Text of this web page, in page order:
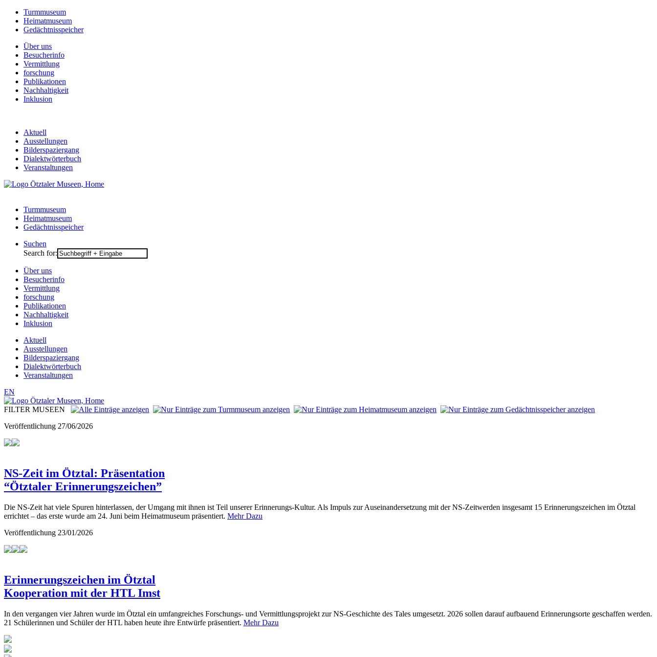
Turmmuseum
Heimatmuseum
Gedächtnisspeicher
Über uns
Besucherinfo
Vermittlung
forschung
Publikationen
Nachhaltigkeit
Inklusion
Aktuell
Ausstellungen
Bilderspaziergang
Dialektwörterbuch
Veranstaltungen
Turmmuseum
Heimatmuseum
Gedächtnisspeicher
Suchen
Search for:
Über uns
Besucherinfo
Vermittlung
forschung
Publikationen
Nachhaltigkeit
Inklusion
Aktuell
Ausstellungen
Bilderspaziergang
Dialektwörterbuch
Veranstaltungen
EN
FILTER MUSEEN
Veröffentlichung 27/06/2026
NS-Zeit im Ötztal: Präsentation
“Ötztaler Erinnerungszeichen”
Die NS-Zeit hat viele Spuren hinterlassen, der Umgang mit ihnen ist Teil unserer Erinnerungs-Kultur. Als Impuls zur Auseinandersetzung mit der NS-Zeitwerden insgesamt 15 Erinnerungszeichen im Ötztal
errichtet – das erste wurde am 24. Juni beim Heimatmuseum präsentiert. Mehr Dazu
Veröffentlichung 23/01/2026
Erinnerungszeichen im Ötztal
Kooperation mit der HTL Imst
In den vergangen vier Jahren wurde im Ötztal ein umfangreiches Forschungs- und Vermittlungsprojekt zur NS-Geschichte des Tales umgesetzt. 2026 sollen darauf aufbauend Erinnerungsorte geschaffen werden.
21 Schülerinnen und Schüler der HTL haben heute ihre Entwürfe präsentiert. Mehr Dazu